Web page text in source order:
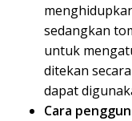
sedangkan
untuk
ditekan
dapat
Cara